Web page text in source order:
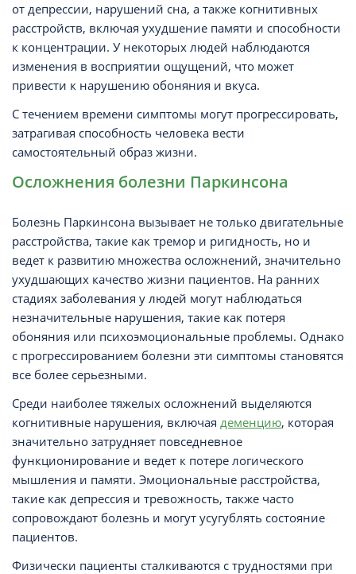
от депрессии, нарушений сна, а также когнитивных
расстройств, включая ухудшение памяти и способности
к концентрации. У некоторых людей наблюдаются
изменения в восприятии ощущений, что может
привести к нарушению обоняния и вкуса.
С течением времени симптомы могут прогрессировать,
затрагивая способность человека вести
самостоятельный образ жизни.
Осложнения болезни Паркинсона
Болезнь Паркинсона вызывает не только двигательные
расстройства, такие как тремор и ригидность, но и
ведет к развитию множества осложнений, значительно
ухудшающих качество жизни пациентов. На ранних
стадиях заболевания у людей могут наблюдаться
незначительные нарушения, такие как потеря
обоняния или психоэмоциональные проблемы. Однако
с прогрессированием болезни эти симптомы становятся
все более серьезными.
Среди наиболее тяжелых осложнений выделяются
когнитивные нарушения, включая деменцию, которая
значительно затрудняет повседневное
функционирование и ведет к потере логического
мышления и памяти. Эмоциональные расстройства,
такие как депрессия и тревожность, также часто
сопровождают болезнь и могут усугублять состояние
пациентов.
Физически пациенты сталкиваются с трудностями при